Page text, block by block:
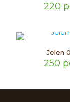
220
Jelen
250